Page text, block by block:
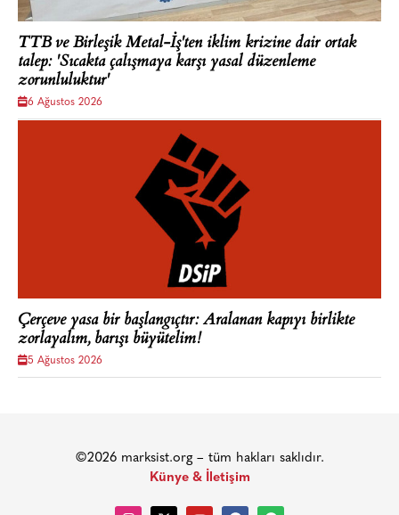
TTB ve Birleşik Metal-İş'ten iklim krizine dair ortak
talep: 'Sıcakta çalışmaya karşı yasal düzenleme
zorunluluktur'
6 Ağustos 2026
Çerçeve yasa bir başlangıçtır: Aralanan kapıyı birlikte
zorlayalım, barışı büyütelim!
5 Ağustos 2026
©2026 marksist.org – tüm hakları saklıdır.
Künye & İletişim